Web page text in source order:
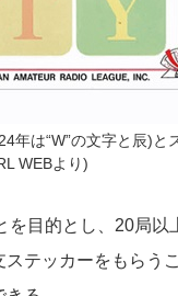
年は“W”の文字と辰)と
WEBより)
目的とし、20局以
テッカーをもらう